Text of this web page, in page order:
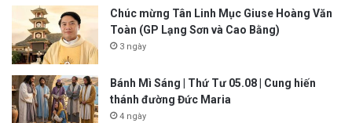
Chúc mừng Tân Linh Mục Giuse Hoàng Văn
Toàn (GP Lạng Sơn và Cao Bằng)
3 ngày
Bánh Mì Sáng | Thứ Tư 05.08 | Cung hiến
thánh đường Đức Maria
4 ngày